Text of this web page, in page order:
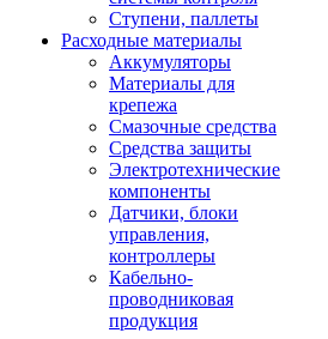
Ступени, паллеты
Расходные материалы
Аккумуляторы
Материалы для
крепежа
Смазочные средства
Средства защиты
Электротехнические
компоненты
Датчики, блоки
управления,
контроллеры
Кабельно-
проводниковая
продукция